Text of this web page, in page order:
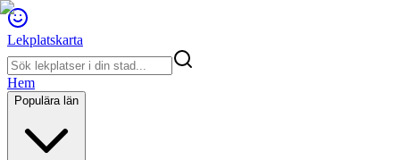
Lekplatskarta
Hem
Populära län